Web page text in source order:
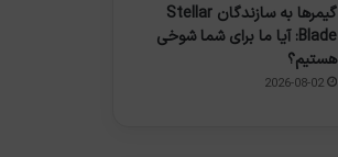
گیمرها به سازندگان Stellar
Blade: آیا ما برای شما شوخی
هستیم؟
2026-08-02